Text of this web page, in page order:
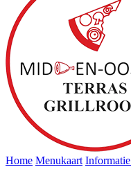
Home Menukaart Informatie